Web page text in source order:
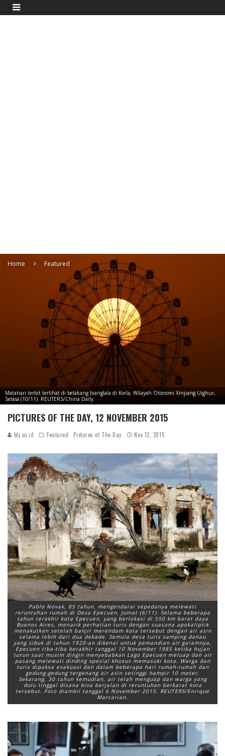
Home Featured
Matahari terbit terlihat di belakang bianglala di Korla, Wilayah Otonomi Xinjiang Uighur,
Selasa (10/11). REUTERS/China Daily.
PICTURES OF THE DAY, 12 NOVEMBER 2015
blj.co.id Featured Pictures of The Day Nov 12, 2015
Pablo Novak, 85 tahun, mengendarai sepedanya melewati
reruntuhan rumah di Desa Epecuen, Jumat (6/11). Selama beberapa
tahun terakhir kota Epecuen, yang berlokasi di 550 km barat daya
Buenos Aires, menarik perhatian turis dengan suasana apokaliptik
menakutkan setelah banjir merendam kota tersebut dengan air asin
selama lebih dari dua dekade. Semula desa turis samping danau
yang sibuk di tahun 1920-an dikenal untuk pemandian air garamnya,
Epecuen tiba-tiba berakhir tanggal 10 November 1985 ketika hujan
turun saat musim dingin menyebabkan Lago Epecuen meluap dan air
pasang melewati dinding spesial khusus memasuki kota. Warga dan
turis dipaksa evakuasi dan dalam beberapa hari rumah-rumah dan
gedung-gedung tergenang air asin setinggi hampir 10 meter.
Sekarang, 30 tahun kemudian, air telah menguap dan warga yang
dulu tinggal disana bisa berjalan di reruntuhan berkarat kota
tersebut. Foto diambil tanggal 6 November 2015. REUTERS/Enrique
Marcarian.